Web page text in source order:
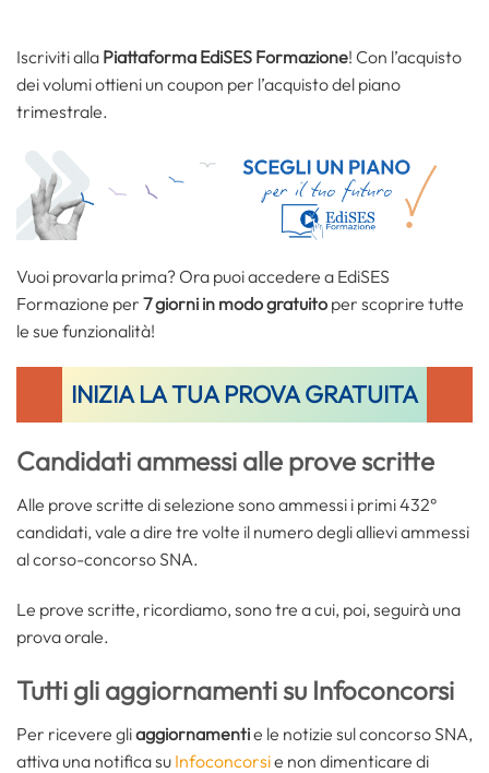
Iscriviti alla Piattaforma EdiSES Formazione! Con l’acquisto
dei volumi ottieni un coupon per l’acquisto del piano
trimestrale.
Vuoi provarla prima? Ora puoi accedere a EdiSES
Formazione per 7 giorni in modo gratuito per scoprire tutte
le sue funzionalità!
INIZIA LA TUA PROVA GRATUITA
Candidati ammessi alle prove scritte
Alle prove scritte di selezione sono ammessi i primi 432°
candidati, vale a dire tre volte il numero degli allievi ammessi
al corso-concorso SNA.
Le prove scritte, ricordiamo, sono tre a cui, poi, seguirà una
prova orale.
Tutti gli aggiornamenti su Infoconcorsi
Per ricevere gliaggiornamentie le notizie sul concorso SNA,
attiva una notifica su Infoconcorsie non dimenticare di